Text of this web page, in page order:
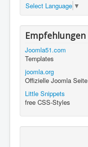
Select Language ▼
Empfehlungen
Joomla51.com
Templates
joomla.org
Offizielle Joomla Seite
Little Snippets
free CSS-Styles